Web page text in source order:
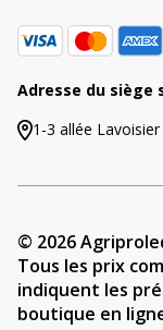
Adresse du siège
1-3 allée Lavoisier
© 2026
Tous les prix
indiquent les
boutique en